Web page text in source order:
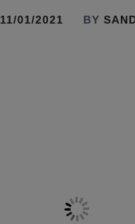
11/01/2021 BY